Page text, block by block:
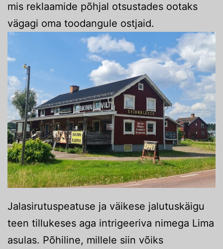
mis reklaamide põhjal otsustades ootaks
vägagi oma toodangule ostjaid.
Jalasirutuspeatuse ja väikese jalutuskäigu
teen tillukeses aga intrigeeriva nimega Lima
asulas. Põhiline, millele siin võiks